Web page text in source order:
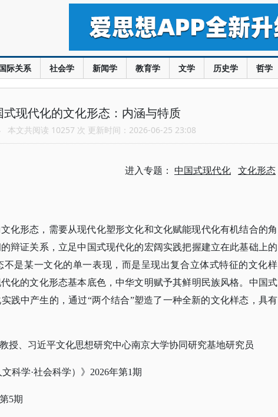
际关系 社会学 新闻学 教育学 文学 历史学 哲学
式现代化的文化形态：内涵与特质
本文共阅读 10257 次 更新时间：2026-06-25 23:08
进入专题： 中国式现代化 文化形态
化形态，需要从现代化塑形文化和文化赋能现代化有机结合的角
辩证关系，立足中国式现代化的宏阔实践把握建立在此基础上的
是某一文化的单一表现，而是呈现出复合立体式特征的文化样
化的文化形态基本底色，中华文明赋予其鲜明民族风格。中国式
践中产生的，通过“两个结合”塑造了一种全新的文化样态，具有
授、习近平文化思想研究中心南京大学协同研究基地研究员
文科学·社会科学）》2026年第1期
5期